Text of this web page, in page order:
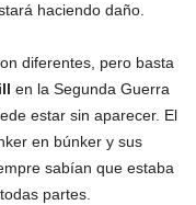
haciendo daño.
diferentes, pero basta
en la Segunda Guerra
estar sin aparecer. El
en búnker y sus
sabían que estaba
partes.